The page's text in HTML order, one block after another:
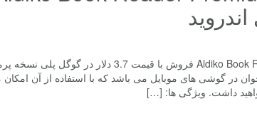
در گوشی های موبایل می باشد که با استفاده از آن
داشت. ویژگی ها: […]